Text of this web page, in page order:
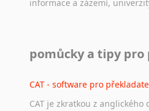
informace a zázemí,
Odkazy poskytující cenné
Studium v Austrálii
pomůcky a tipy
CAT - software pro
CAT je zkratkou z